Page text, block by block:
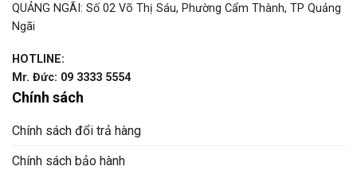
QUẢNG NGÃI: Số 02 Võ Thị Sáu, Phường Cẩm Thành, TP Quảng
Ngãi
HOTLINE:
Mr. Đức: 09 3333 5554
Chính sách
Chính sách đổi trả hàng
Chính sách bảo hành